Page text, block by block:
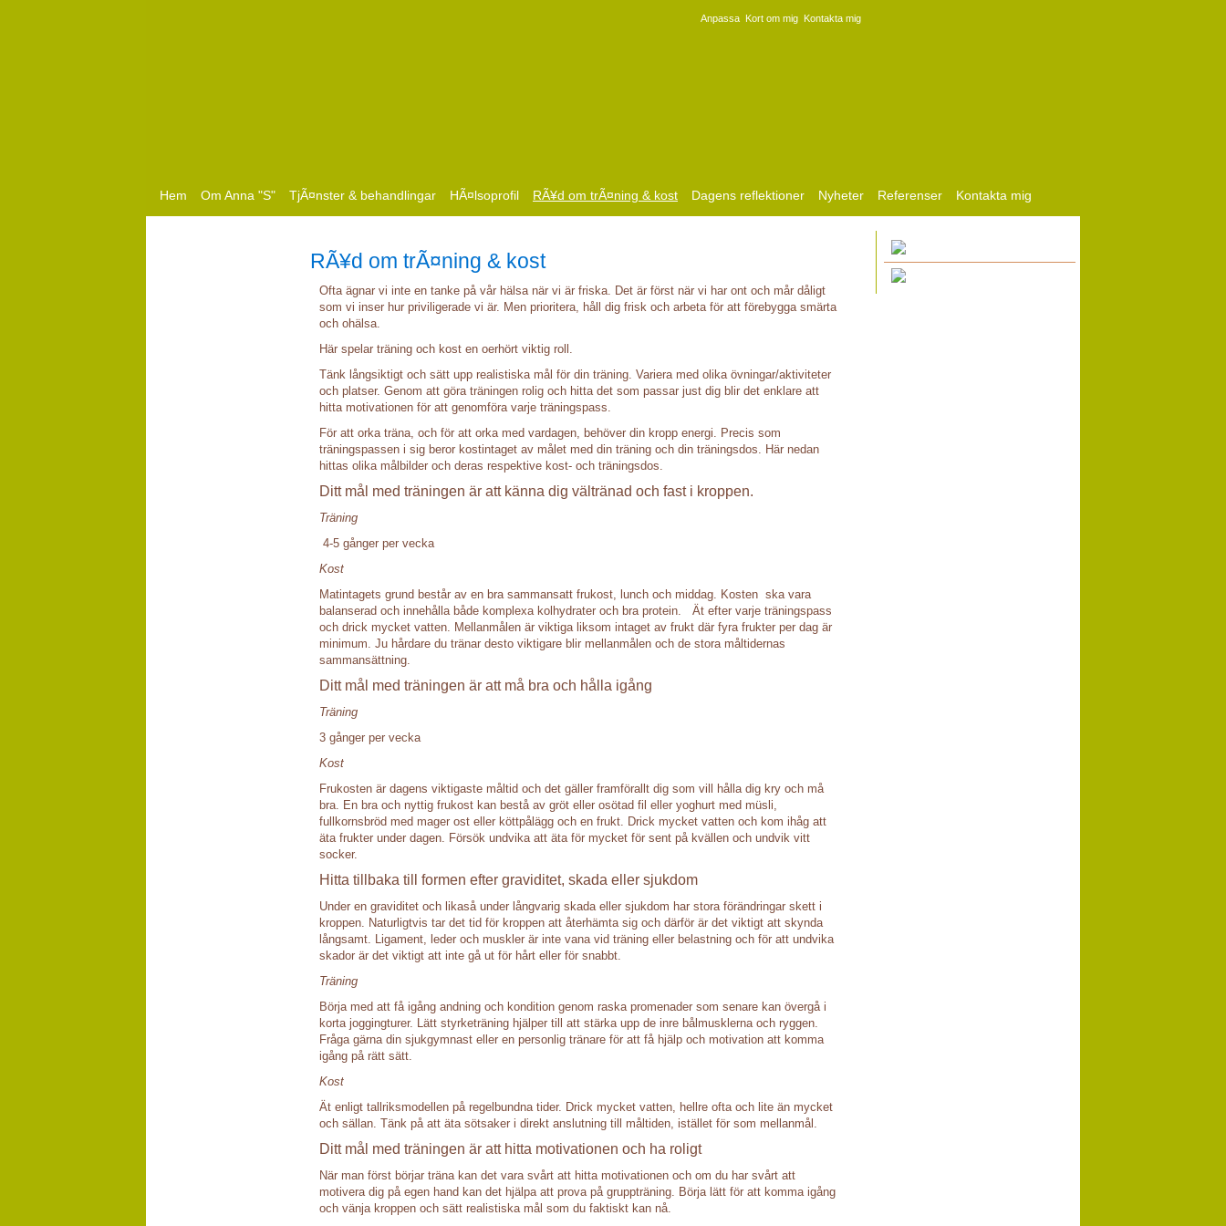
Anpassa Kort om mig Kontakta mig
Hem Om Anna "S" TjÃ¤nster & behandlingar HÃ¤lsoprofil RÃ¥d om trÃ¤ning & kost Dagens reflektioner Nyheter Referenser Kontakta mig
RÃ¥d om trÃ¤ning & kost
Ofta ägnar vi inte en tanke på vår hälsa när vi är friska. Det är först när vi har ont och mår dåligt
som vi inser hur priviligerade vi är. Men prioritera, håll dig frisk och arbeta för att förebygga smärta
och ohälsa.
Här spelar träning och kost en oerhört viktig roll.
Tänk långsiktigt och sätt upp realistiska mål för din träning. Variera med olika övningar/aktiviteter
och platser. Genom att göra träningen rolig och hitta det som passar just dig blir det enklare att
hitta motivationen för att genomföra varje träningspass.
För att orka träna, och för att orka med vardagen, behöver din kropp energi. Precis som
träningspassen i sig beror kostintaget av målet med din träning och din träningsdos. Här nedan
hittas olika målbilder och deras respektive kost- och träningsdos.
Ditt mål med träningen är att känna dig vältränad och fast i kroppen.
Träning
4-5 gånger per vecka
Kost
Matintagets grund består av en bra sammansatt frukost, lunch och middag. Kosten ska vara
balanserad och innehålla både komplexa kolhydrater och bra protein. Ät efter varje träningspass
och drick mycket vatten. Mellanmålen är viktiga liksom intaget av frukt där fyra frukter per dag är
minimum. Ju hårdare du tränar desto viktigare blir mellanmålen och de stora måltidernas
sammansättning.
Ditt mål med träningen är att må bra och hålla igång
Träning
3 gånger per vecka
Kost
Frukosten är dagens viktigaste måltid och det gäller framförallt dig som vill hålla dig kry och må
bra. En bra och nyttig frukost kan bestå av gröt eller osötad fil eller yoghurt med müsli,
fullkornsbröd med mager ost eller köttpålägg och en frukt. Drick mycket vatten och kom ihåg att
äta frukter under dagen. Försök undvika att äta för mycket för sent på kvällen och undvik vitt
socker.
Hitta tillbaka till formen efter graviditet, skada eller sjukdom
Under en graviditet och likaså under långvarig skada eller sjukdom har stora förändringar skett i
kroppen. Naturligtvis tar det tid för kroppen att återhämta sig och därför är det viktigt att skynda
långsamt. Ligament, leder och muskler är inte vana vid träning eller belastning och för att undvika
skador är det viktigt att inte gå ut för hårt eller för snabbt.
Träning
Börja med att få igång andning och kondition genom raska promenader som senare kan övergå i
korta joggingturer. Lätt styrketräning hjälper till att stärka upp de inre bålmusklerna och ryggen.
Fråga gärna din sjukgymnast eller en personlig tränare för att få hjälp och motivation att komma
igång på rätt sätt.
Kost
Ät enligt tallriksmodellen på regelbundna tider. Drick mycket vatten, hellre ofta och lite än mycket
och sällan. Tänk på att äta sötsaker i direkt anslutning till måltiden, istället för som mellanmål.
Ditt mål med träningen är att hitta motivationen och ha roligt
När man först börjar träna kan det vara svårt att hitta motivationen och om du har svårt att
motivera dig på egen hand kan det hjälpa att prova på gruppträning. Börja lätt för att komma igång
och vänja kroppen och sätt realistiska mål som du faktiskt kan nå.